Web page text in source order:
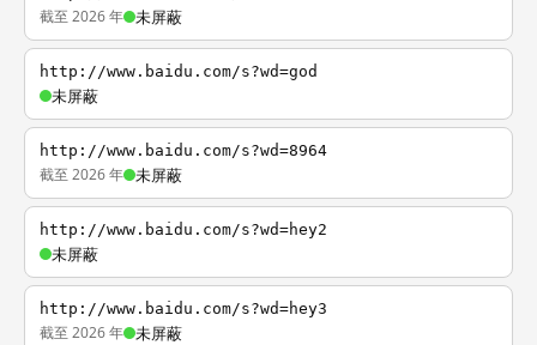
截至 2026 年 未屏蔽
http://www.baidu.com/s?wd=god
未屏蔽
http://www.baidu.com/s?wd=8964
截至 2026 年 未屏蔽
http://www.baidu.com/s?wd=hey2
未屏蔽
http://www.baidu.com/s?wd=hey3
截至 2026 年 未屏蔽